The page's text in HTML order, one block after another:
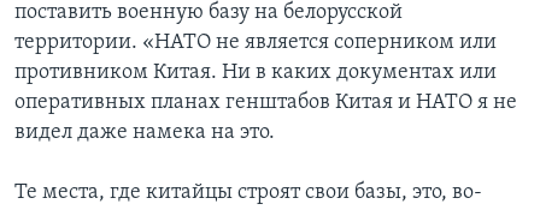
поставить военную базу на белорусской
территории. «НАТО не является соперником или
противником Китая. Ни в каких документах или
оперативных планах генштабов Китая и НАТО я не
видел даже намека на это.
Те места, где китайцы строят свои базы, это, во-